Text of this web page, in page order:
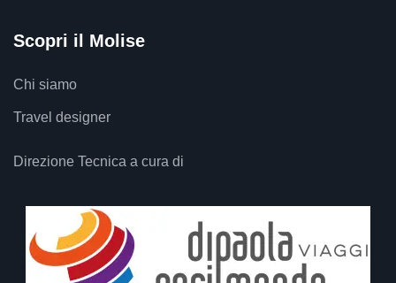
Scopri il Molise
Chi siamo
Travel designer
Direzione Tecnica a cura di